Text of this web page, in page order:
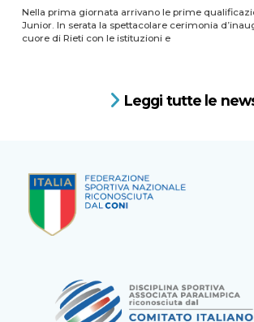
Nella prima giornata arrivano le prime
Junior. In serata la spettacolare cerimonia
cuore di Rieti con le istituzioni e
Leggi tutte le